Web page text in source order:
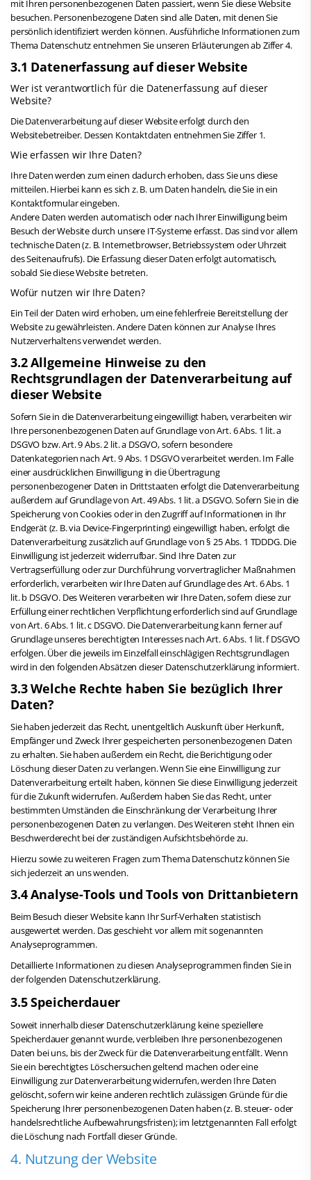
mit Ihren personenbezogenen Daten passiert, wenn Sie diese Website
besuchen. Personenbezogene Daten sind alle Daten, mit denen Sie
persönlich identifiziert werden können. Ausführliche Informationen zum
Thema Datenschutz entnehmen Sie unseren Erläuterungen ab Ziffer 4.
3.1 Datenerfassung auf dieser Website
Wer ist verantwortlich für die Datenerfassung auf dieser
Website?
Die Datenverarbeitung auf dieser Website erfolgt durch den
Websitebetreiber. Dessen Kontaktdaten entnehmen Sie Ziffer 1.
Wie erfassen wir Ihre Daten?
Ihre Daten werden zum einen dadurch erhoben, dass Sie uns diese
mitteilen. Hierbei kann es sich z. B. um Daten handeln, die Sie in ein
Kontaktformular eingeben.
Andere Daten werden automatisch oder nach Ihrer Einwilligung beim
Besuch der Website durch unsere IT-Systeme erfasst. Das sind vor allem
technische Daten (z. B. Internetbrowser, Betriebssystem oder Uhrzeit
des Seitenaufrufs). Die Erfassung dieser Daten erfolgt automatisch,
sobald Sie diese Website betreten.
Wofür nutzen wir Ihre Daten?
Ein Teil der Daten wird erhoben, um eine fehlerfreie Bereitstellung der
Website zu gewährleisten. Andere Daten können zur Analyse Ihres
Nutzerverhaltens verwendet werden.
3.2 Allgemeine Hinweise zu den
Rechtsgrundlagen der Datenverarbeitung auf
dieser Website
Sofern Sie in die Datenverarbeitung eingewilligt haben, verarbeiten wir
Ihre personenbezogenen Daten auf Grundlage von Art. 6 Abs. 1 lit. a
DSGVO bzw. Art. 9 Abs. 2 lit. a DSGVO, sofern besondere
Datenkategorien nach Art. 9 Abs. 1 DSGVO verarbeitet werden. Im Falle
einer ausdrücklichen Einwilligung in die Übertragung
personenbezogener Daten in Drittstaaten erfolgt die Datenverarbeitung
außerdem auf Grundlage von Art. 49 Abs. 1 lit. a DSGVO. Sofern Sie in die
Speicherung von Cookies oder in den Zugriff auf Informationen in Ihr
Endgerät (z. B. via Device-Fingerprinting) eingewilligt haben, erfolgt die
Datenverarbeitung zusätzlich auf Grundlage von § 25 Abs. 1 TDDDG. Die
Einwilligung ist jederzeit widerrufbar. Sind Ihre Daten zur
Vertragserfüllung oder zur Durchführung vorvertraglicher Maßnahmen
erforderlich, verarbeiten wir Ihre Daten auf Grundlage des Art. 6 Abs. 1
lit. b DSGVO. Des Weiteren verarbeiten wir Ihre Daten, sofern diese zur
Erfüllung einer rechtlichen Verpflichtung erforderlich sind auf Grundlage
von Art. 6 Abs. 1 lit. c DSGVO. Die Datenverarbeitung kann ferner auf
Grundlage unseres berechtigten Interesses nach Art. 6 Abs. 1 lit. f DSGVO
erfolgen. Über die jeweils im Einzelfall einschlägigen Rechtsgrundlagen
wird in den folgenden Absätzen dieser Datenschutzerklärung informiert.
3.3 Welche Rechte haben Sie bezüglich Ihrer
Daten?
Sie haben jederzeit das Recht, unentgeltlich Auskunft über Herkunft,
Empfänger und Zweck Ihrer gespeicherten personenbezogenen Daten
zu erhalten. Sie haben außerdem ein Recht, die Berichtigung oder
Löschung dieser Daten zu verlangen. Wenn Sie eine Einwilligung zur
Datenverarbeitung erteilt haben, können Sie diese Einwilligung jederzeit
für die Zukunft widerrufen. Außerdem haben Sie das Recht, unter
bestimmten Umständen die Einschränkung der Verarbeitung Ihrer
personenbezogenen Daten zu verlangen. Des Weiteren steht Ihnen ein
Beschwerderecht bei der zuständigen Aufsichtsbehörde zu.
Hierzu sowie zu weiteren Fragen zum Thema Datenschutz können Sie
sich jederzeit an uns wenden.
3.4 Analyse-Tools und Tools von Dritt­anbietern
Beim Besuch dieser Website kann Ihr Surf-Verhalten statistisch
ausgewertet werden. Das geschieht vor allem mit sogenannten
Analyseprogrammen.
Detaillierte Informationen zu diesen Analyseprogrammen finden Sie in
der folgenden Datenschutzerklärung.
3.5 Speicherdauer
Soweit innerhalb dieser Datenschutzerklärung keine speziellere
Speicherdauer genannt wurde, verbleiben Ihre personenbezogenen
Daten bei uns, bis der Zweck für die Datenverarbeitung entfällt. Wenn
Sie ein berechtigtes Löschersuchen geltend machen oder eine
Einwilligung zur Datenverarbeitung widerrufen, werden Ihre Daten
gelöscht, sofern wir keine anderen rechtlich zulässigen Gründe für die
Speicherung Ihrer personenbezogenen Daten haben (z. B. steuer- oder
handelsrechtliche Aufbewahrungsfristen); im letztgenannten Fall erfolgt
die Löschung nach Fortfall dieser Gründe.
4. Nutzung der Website